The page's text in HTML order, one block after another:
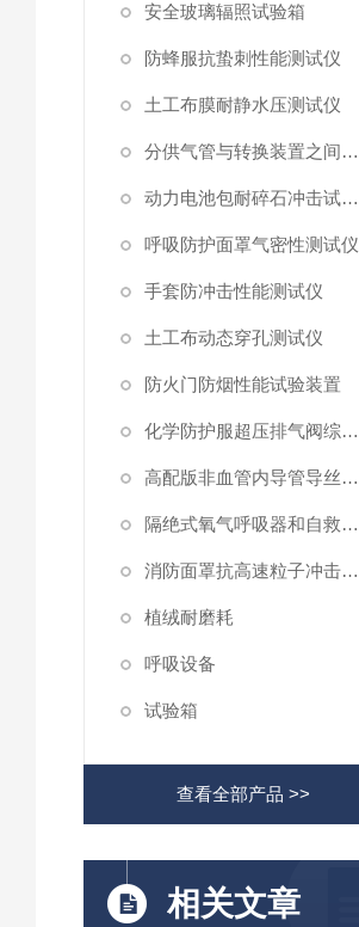
安全玻璃辐照试验箱
防蜂服抗蛰刺性能测试仪
土工布膜耐静水压测试仪
分供气管与转换装置之间连接强度试验机
动力电池包耐碎石冲击试验机
呼吸防护面罩气密性测试仪
手套防冲击性能测试仪
土工布动态穿孔测试仪
防火门防烟性能试验装置
化学防护服超压排气阀综合性测试仪
高配版非血管内导管导丝滑动性能测试仪
隔绝式氧气呼吸器和自救器二氧化碳吸收率及水分含量测试仪
消防面罩抗高速粒子冲击试验机
植绒耐磨耗
呼吸设备
试验箱
查看全部产品 >>
相关文章